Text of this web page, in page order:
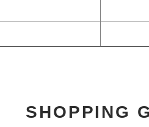
SHOPPING